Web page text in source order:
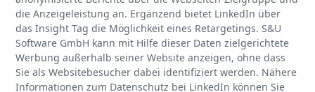
die Anzeigeleistung an. Ergänzend bietet LinkedIn über
das Insight Tag die Möglichkeit eines Retargetings. S&U
Software GmbH kann mit Hilfe dieser Daten zielgerichtete
Werbung außerhalb seiner Website anzeigen, ohne dass
Sie als Websitebesucher dabei identifiziert werden. Nähere
Informationen zum Datenschutz bei LinkedIn können Sie